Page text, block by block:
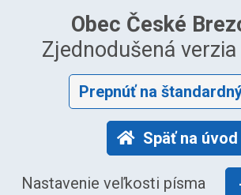
Obec České
Zjednodušená
Prepnúť na
Späť na úvod
Nastavenie veľkosti písma